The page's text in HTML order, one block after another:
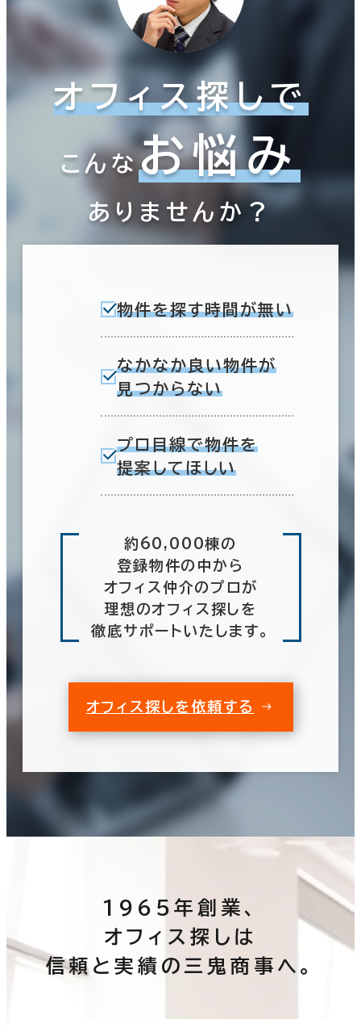
オフィス探しで
こんなお悩み
ありませんか？
物件を探す時間が無い
なかなか良い物件が
見つからない
プロ目線で物件を
提案してほしい
約60,000棟の
登録物件の中から
オフィス仲介のプロが
理想のオフィス探しを
徹底サポートいたします。
オフィス探しを依頼する
1965年創業、
オフィス探しは
信頼と実績の三鬼商事へ。